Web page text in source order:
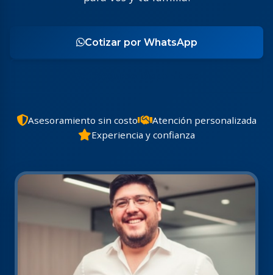
Cotizar por WhatsApp
Asesoramiento sin costo
Atención personalizada
Experiencia y confianza